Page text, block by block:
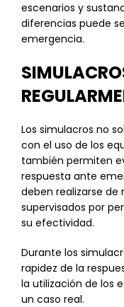
escenarios y
diferencias puede
emergencia.
Los simulacros no
con el uso de los
también permiten
respuesta ante
deben realizarse de
supervisados por
su efectividad.
Durante los
rapidez de la
la utilización de los
un caso real.